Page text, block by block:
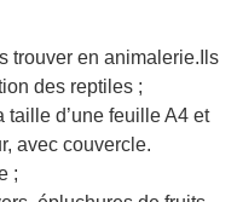
trouver en animalerie.Ils
des reptiles ;
d’une feuille A4 et
avec couvercle.
;